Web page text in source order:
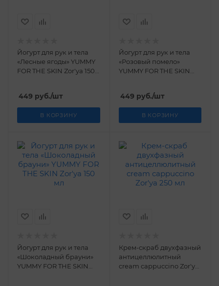
Йогурт для рук и тела
«Лесные ягоды» YUMMY
FOR THE SKIN Zor'ya 150
449 руб./шт
В КОРЗИНУ
Йогурт для рук и тела
«Розовый помело»
YUMMY FOR THE SKIN
449 руб./шт
В КОРЗИНУ
Йогурт для рук и тела
«Шоколадный брауни»
YUMMY FOR THE SKIN
Крем-скраб двухфазный
антицеллюлитный
cream cappuccino Zor'ya